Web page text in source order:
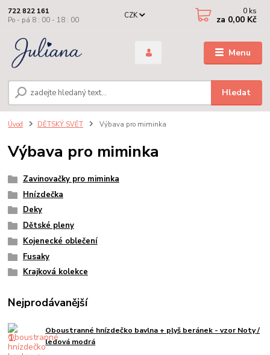
Menu
CZK
Hledat
722 822 161
Po - pá 8 : 00 - 18 : 00
0 ks
za 0,00 Kč
Úvod DĚTSKÝ SVĚT Výbava pro miminka
Výbava pro miminka
Zavinovačky pro miminka
Hnízdečka
Deky
Dětské pleny
Kojenecké oblečení
Fusaky
Krajková kolekce
Nejprodávanější
1.
Oboustranné hnízdečko bavlna + plyš beránek - vzor Noty /
ledová modrá